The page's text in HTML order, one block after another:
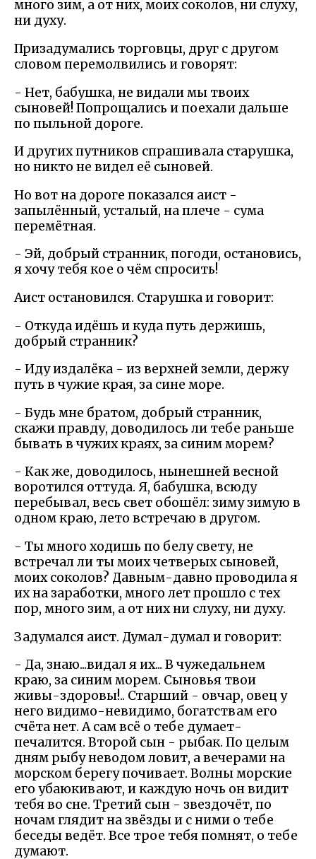
много зим, а от них, моих соколов, ни слуху,
ни духу.
Призадумались торговцы, друг с другом
словом перемолвились и говорят:
- Нет, бабушка, не видали мы твоих
сыновей! Попрощались и поехали дальше
по пыльной дороге.
И других путников спрашивала старушка,
но никто не видел её сыновей.
Но вот на дороге показался аист -
запылённый, усталый, на плече - сума
перемётная.
- Эй, добрый странник, погоди, остановись,
я хочу тебя кое о чём спросить!
Аист остановился. Старушка и говорит:
- Откуда идёшь и куда путь держишь,
добрый странник?
- Иду издалёка - из верхней земли, держу
путь в чужие края, за сине море.
- Будь мне братом, добрый странник,
скажи правду, доводилось ли тебе раньше
бывать в чужих краях, за синим морем?
- Как же, доводилось, нынешней весной
воротился оттуда. Я, бабушка, всюду
перебывал, весь свет обошёл: зиму зимую в
одном краю, лето встречаю в другом.
- Ты много ходишь по белу свету, не
встречал ли ты моих четверых сыновей,
моих соколов? Давным-давно проводила я
их на заработки, много лет прошло с тех
пор, много зим, а от них ни слуху, ни духу.
Задумался аист. Думал-думал и говорит:
- Да, знаю...видал я их... В чужедальнем
краю, за синим морем. Сыновья твои
живы-здоровы!.. Старший - овчар, овец у
него видимо-невидимо, богатствам его
счёта нет. А сам всё о тебе думает-
печалится. Второй сын - рыбак. По целым
дням рыбу неводом ловит, а вечерами на
морском берегу почивает. Волны морские
его убаюкивают, и каждую ночь он видит
тебя во сне. Третий сын - звездочёт, по
ночам глядит на звёзды и с ними о тебе
беседы ведёт. Все трое тебя помнят, о тебе
думают.